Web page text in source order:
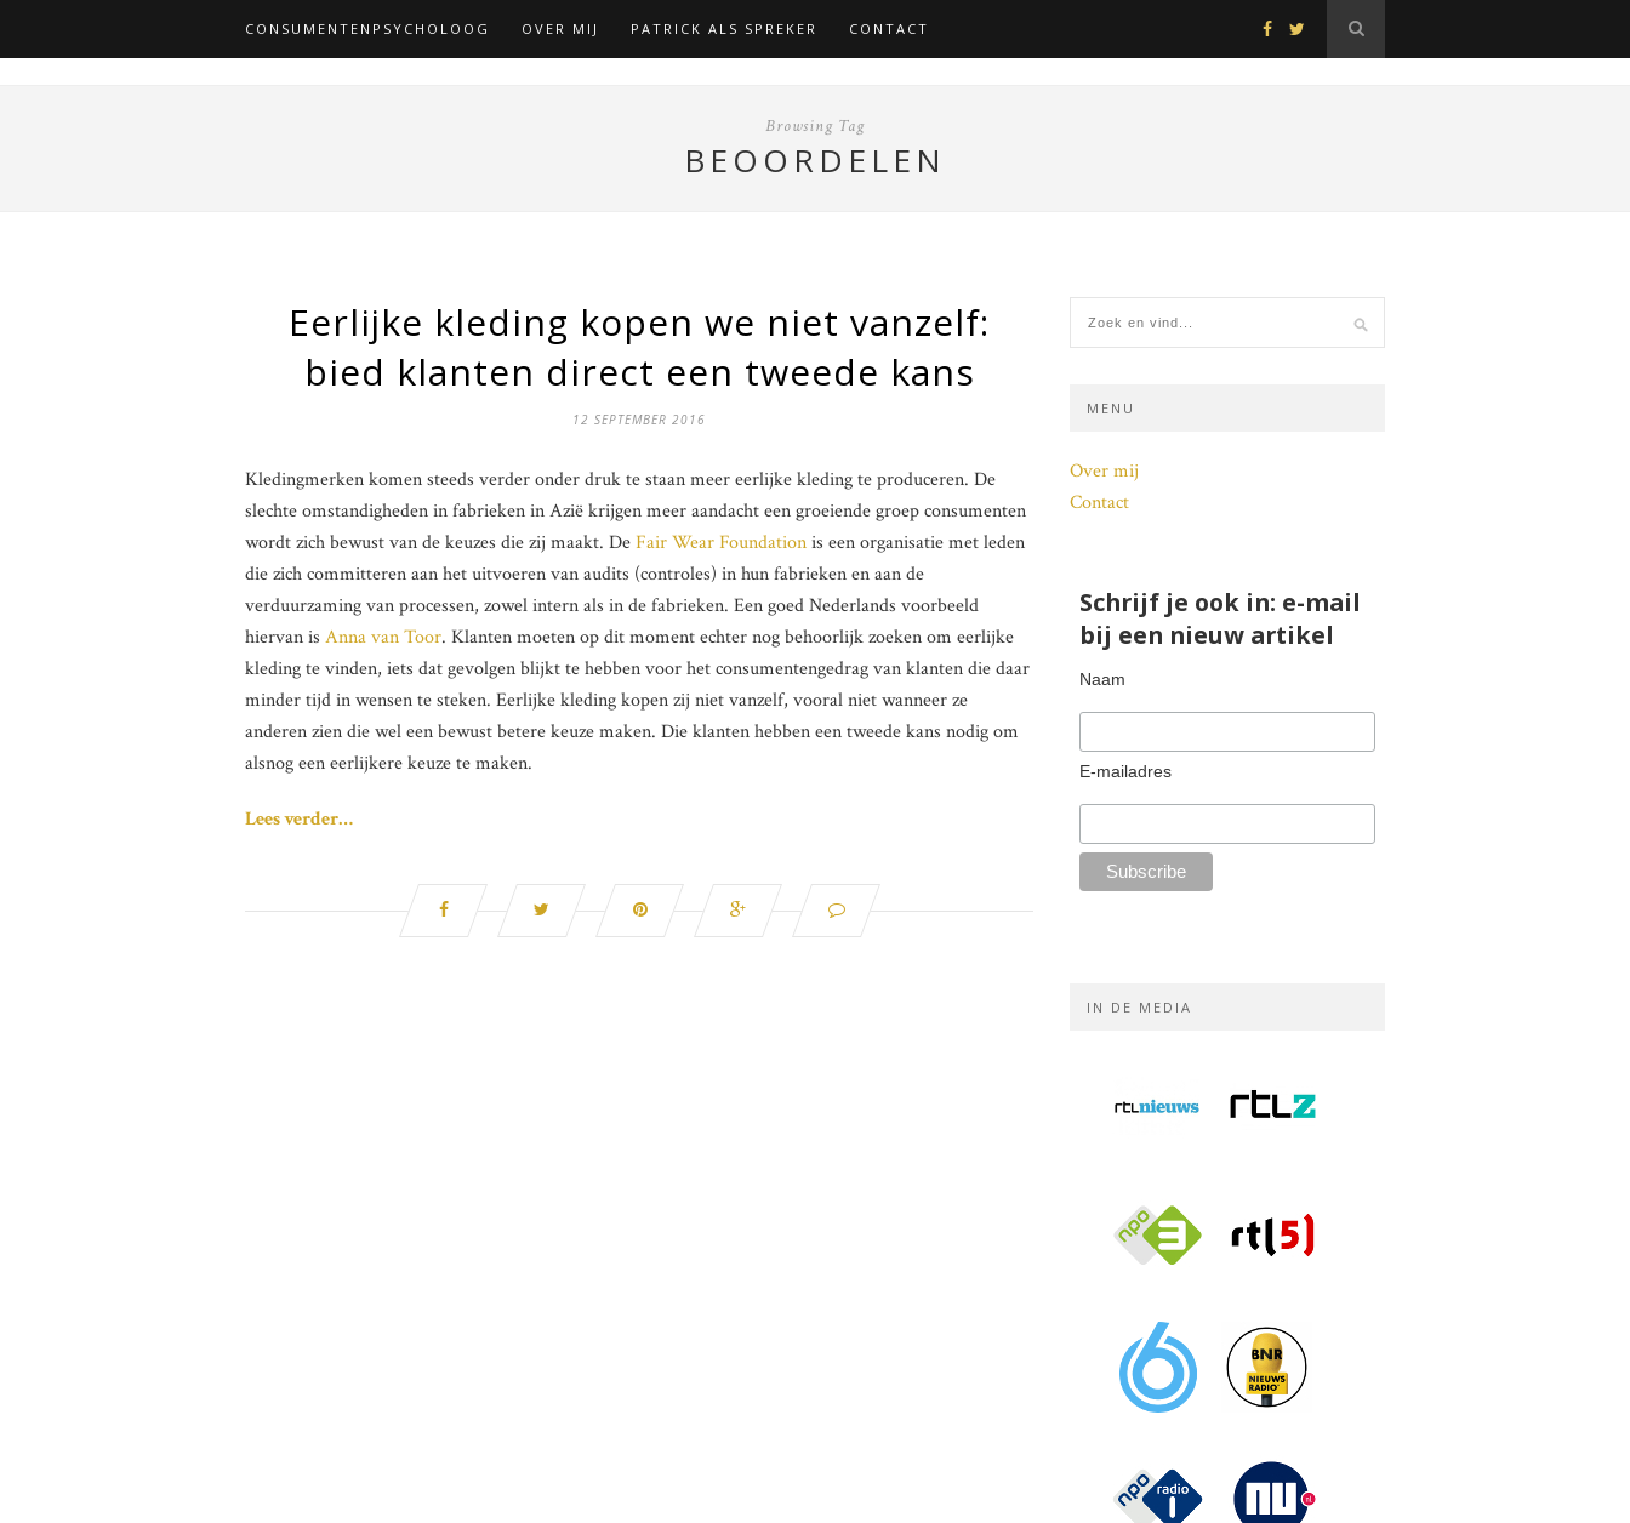
CONSUMENTENPSYCHOLOOG OVER MIJ PATRICK ALS SPREKER CONTACT
Browsing Tag
BEOORDELEN
Eerlijke kleding kopen we niet vanzelf:
bied klanten direct een tweede kans
12 SEPTEMBER 2016
Kledingmerken komen steeds verder onder druk te staan meer eerlijke kleding te produceren. De
slechte omstandigheden in fabrieken in Azië krijgen meer aandacht een groeiende groep consumenten
wordt zich bewust van de keuzes die zij maakt. DeFair Wear Foundationis een organisatie met leden
die zich committeren aan het uitvoeren van audits (controles) in hun fabrieken en aan de
verduurzaming van processen, zowel intern als in de fabrieken. Een goed Nederlands voorbeeld
hiervan is Anna van Toor. Klanten moeten op dit moment echter nog behoorlijk zoeken om eerlijke
kleding te vinden, iets dat gevolgen blijkt te hebben voor het consumentengedrag van klanten die daar
minder tijd in wensen te steken. Eerlijke kleding kopen zij niet vanzelf, vooral niet wanneer ze
anderen zien die wel een bewust betere keuze maken. Die klanten hebben een tweede kans nodig om
alsnog een eerlijkere keuze te maken.
Lees verder…
MENU
Over mij
Contact
Schrijf je ook in: e-mail
bij een nieuw artikel
Naam
E-mailadres
IN DE MEDIA